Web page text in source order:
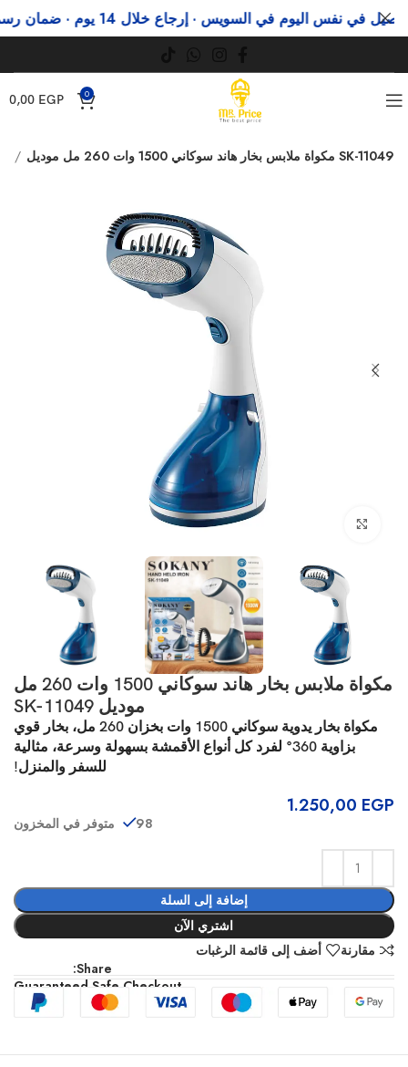
0
0,00 EGP
مكواة ملابس بخار هاند سوكاني 1500 وات 260 مل موديل SK-11049
مكواة ملابس بخار هاند سوكاني 1500 وات 260 مل
موديل SK-11049
مكواة بخار يدوية سوكاني 1500 وات بخزان 260 مل، بخار قوي
بزاوية 360° لفرد كل أنواع الأقمشة بسهولة وسرعة، مثالية
للسفر والمنزل!
1.250,00 EGP
98 متوفر في المخزون
إضافة إلى السلة
اشتري الآن
مقارنة
أضف إلى قائمة الرغبات
Share:
Guaranteed Safe Checkout
في نفس اليوم في السويس · إرجاع خلال 14 يوم · ضمان رسمي